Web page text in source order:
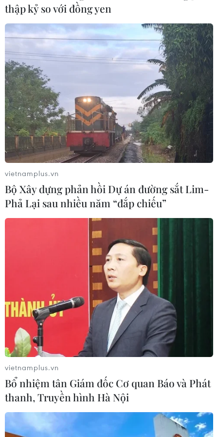
thập kỷ so với đồng yen
vietnamplus.vn
Bộ Xây dựng phản hồi Dự án đường sắt Lim-
Phả Lại sau nhiều năm “đắp chiếu”
vietnamplus.vn
Bổ nhiệm tân Giám đốc Cơ quan Báo và Phát
thanh, Truyền hình Hà Nội